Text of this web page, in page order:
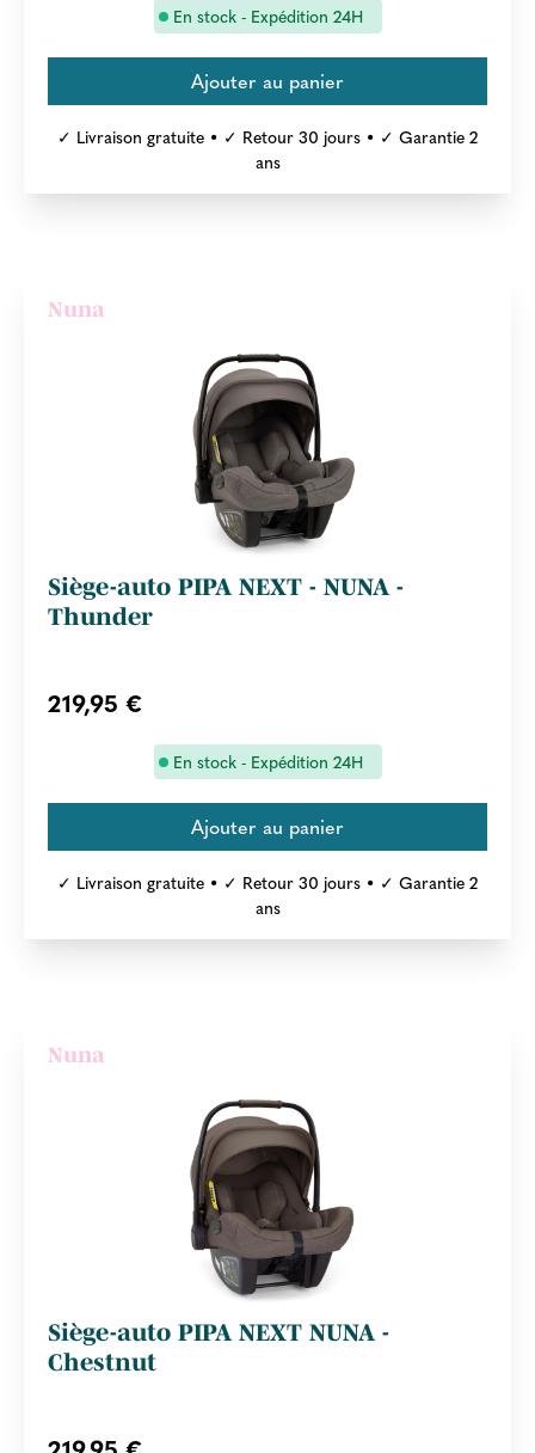
En stock - Expédition 24H
✓ Livraison gratuite • ✓ Retour 30 jours • ✓ Garantie 2
ans
Nuna
Siège-auto PIPA NEXT - NUNA -
Thunder
219,95 €
En stock - Expédition 24H
✓ Livraison gratuite • ✓ Retour 30 jours • ✓ Garantie 2
ans
Nuna
Siège-auto PIPA NEXT NUNA -
Chestnut